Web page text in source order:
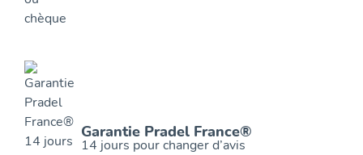
Garantie Pradel France®
14 jours pour changer d’avis